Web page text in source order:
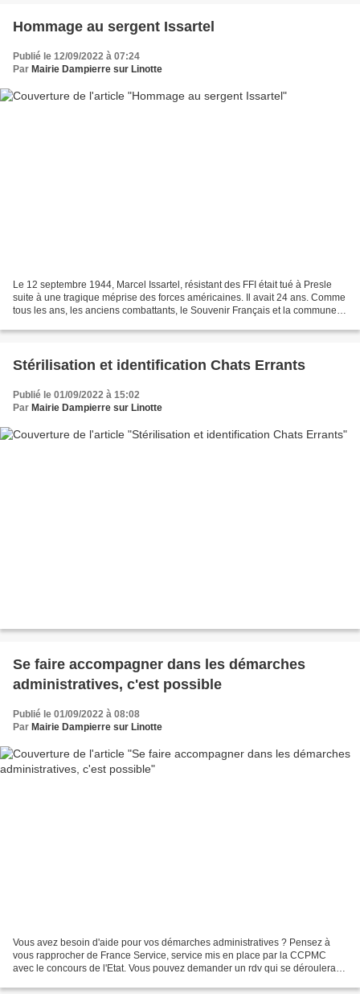
Hommage au sergent Issartel
Publié le 12/09/2022 à 07:24
Par Mairie Dampierre sur Linotte
Le 12 septembre 1944, Marcel Issartel, résistant des FFI était tué à Presle
suite à une tragique méprise des forces américaines. Il avait 24 ans. Comme
tous les ans, les anciens combattants, le Souvenir Français et la commune
Stérilisation et identification Chats Errants
Publié le 01/09/2022 à 15:02
Par Mairie Dampierre sur Linotte
Se faire accompagner dans les démarches
administratives, c'est possible
Publié le 01/09/2022 à 08:08
Par Mairie Dampierre sur Linotte
Vous avez besoin d'aide pour vos démarches administratives ? Pensez à
vous rapprocher de France Service, service mis en place par la CCPMC
avec le concours de l'Etat. Vous pouvez demander un rdv qui se déroulera